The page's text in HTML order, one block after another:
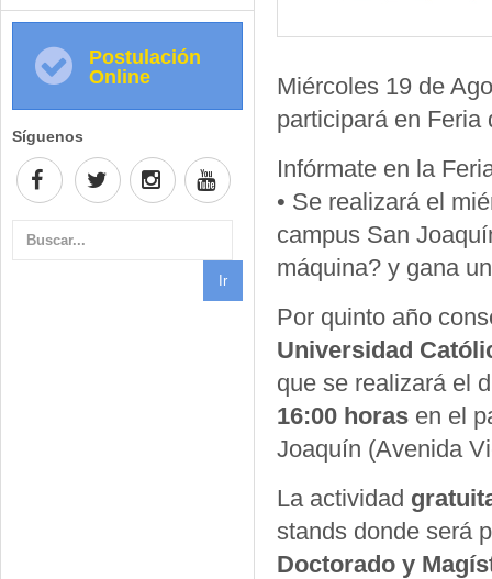
Postulación
Online
Síguenos
Miércoles 19 de
participará en
Infórmate en la
• Se realizará el
campus San
máquina? y gana
Por quinto año
Universidad
que se realizará el
16:00 horas en el
Joaquín (Avenida
La actividad
stands donde será
Doctorado y